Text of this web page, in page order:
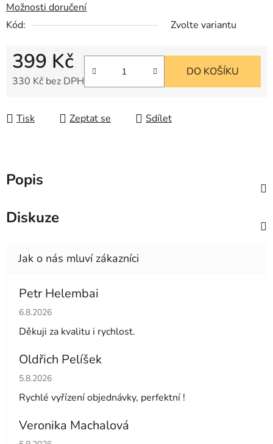
Možnosti doručení
Kód:
Zvolte variantu
399 Kč
330 Kč bez DPH
DO KOŠÍKU
Tisk Zeptat se Sdílet
Popis
Diskuze
Petr Helembai
Hodnocení obchodu je 5 z 5 hvězdiček.
6.8.2026
Děkuji za kvalitu i rychlost.
Oldřich Pelíšek
Hodnocení obchodu je 5 z 5 hvězdiček.
5.8.2026
Rychlé vyřízení objednávky, perfektní !
Veronika Machalová
Hodnocení obchodu je 5 z 5 hvězdiček.